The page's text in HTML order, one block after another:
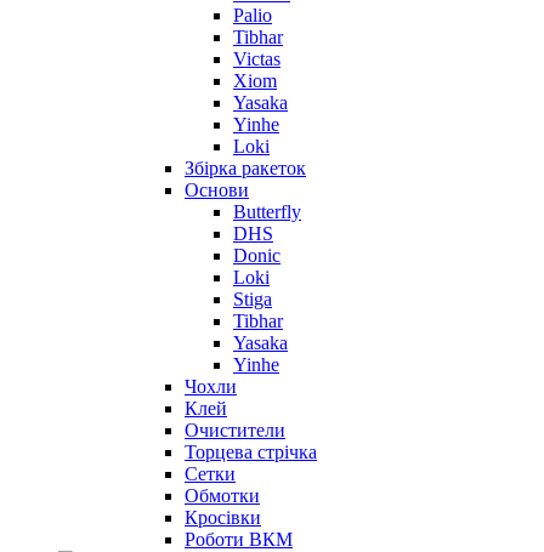
Palio
Tibhar
Victas
Xiom
Yasaka
Yinhe
Loki
Збірка ракеток
Основи
Butterfly
DHS
Donic
Loki
Stiga
Tibhar
Yasaka
Yinhe
Чохли
Клей
Очистители
Торцева стрічка
Сетки
Обмотки
Кросівки
Роботи ВКМ